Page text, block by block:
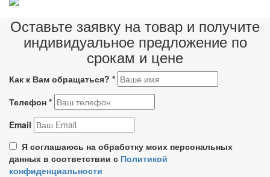
Оставьте заявку на товар и получите
индивидуальное предложение по
срокам и цене
Как к Вам обращаться? *
Телефон *
Email
Я соглашаюсь на обработку моих персональных
данных в соответствии с Политикой
конфиденциальности